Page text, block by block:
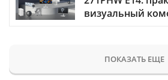
визуальный
ПОКАЗАТЬ ЕЩЕ